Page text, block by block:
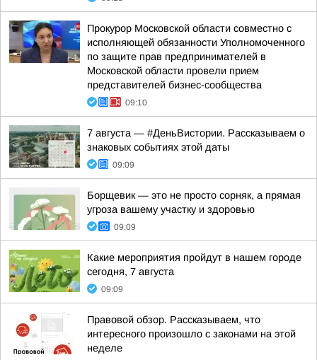
Прокурор Московской области совместно с
исполняющей обязанности Уполномоченного
по защите прав предпринимателей в
Московской области провели прием
представителей бизнес-сообщества
09:10
7 августа — #ДеньВистории. Рассказываем о
знаковых событиях этой даты
09:09
Борщевик — это не просто сорняк, а прямая
угроза вашему участку и здоровью
09:09
Какие мероприятия пройдут в нашем городе
сегодня, 7 августа
09:09
Правовой обзор. Рассказываем, что
интересного произошло с законами на этой
неделе